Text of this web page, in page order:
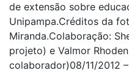
de extensão sobre
Unipampa.Créditos da
Miranda.Colaboração:
projeto) e Valmor
colaborador)08/11/2012